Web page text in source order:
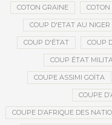
COTON GRAINE COTON
COUP D'ETAT AU NIGER
COUP D'ÉTAT COUP
COUP ÉTAT
COUPE ASSIMI GOÏTA
COUPE
COUPE D’AFRIQUE DES